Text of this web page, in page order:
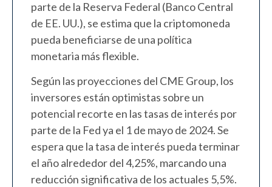
parte de la Reserva Federal (Banco Central
de EE. UU.), se estima que la criptomoneda
pueda beneficiarse de una política
monetaria más flexible.
Según las proyecciones del CME Group, los
inversores están optimistas sobre un
potencial recorte en las tasas de interés por
parte de la Fed ya el 1 de mayo de 2024. Se
espera que la tasa de interés pueda terminar
el año alrededor del 4,25%, marcando una
reducción significativa de los actuales 5,5%.